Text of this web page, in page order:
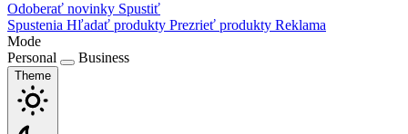
Odoberať novinky Spustiť
Spustenia Hľadať produkty Prezrieť produkty Reklama
Mode
Personal
Business
Theme